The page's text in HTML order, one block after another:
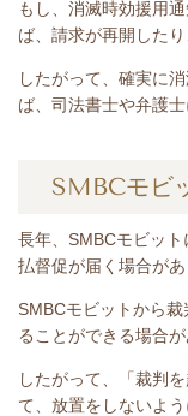
もし、消滅時効援用
ば、請求が再開した
したがって、確実に
ば、司法書士や弁護
SMBCモビ
長年、SMBCモビット
払督促が届く場合があ
SMBCモビットから
ることができる場合が
したがって、「裁判
て、放置をしないよう